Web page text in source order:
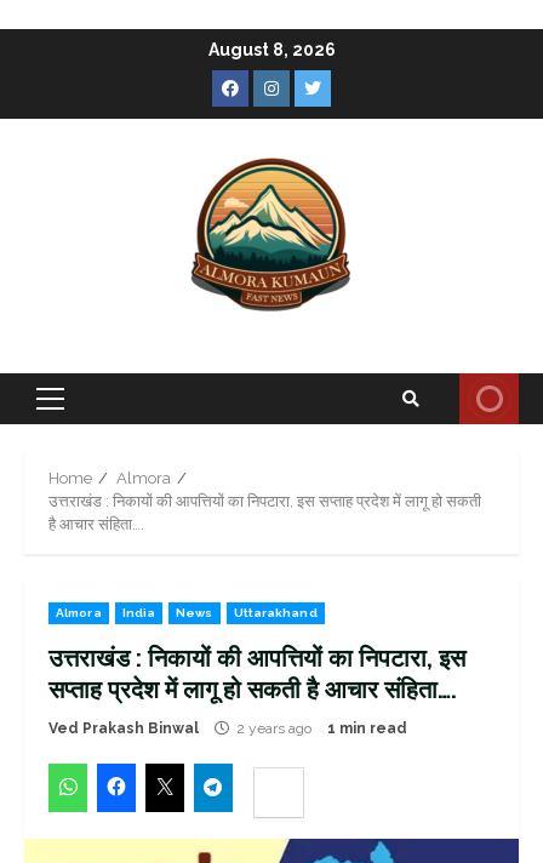
August 8, 2026
Facebook
Instagram
Twitter
Primary
Home
Almora
उत्तराखंड : निकायों की आपत्तियों का निपटारा, इस सप्ताह प्रदेश में लागू हो सकती
है आचार संहिता….
Almora India News Uttarakhand
उत्तराखंड : निकायों की आपत्तियों का निपटारा, इस
सप्ताह प्रदेश में लागू हो सकती है आचार संहिता….
Ved Prakash Binwal 2 years ago 1 min read